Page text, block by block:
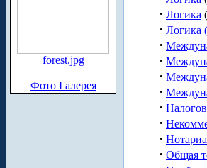
forest.jpg
Фото Галерея
· Логика
· Логика
·
·
·
·
·
·
·
· Общая